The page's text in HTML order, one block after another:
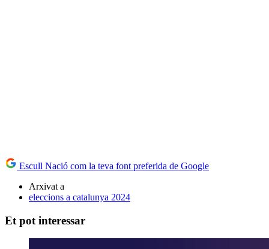
Escull Nació com la teva font preferida de Google
Arxivat a
eleccions a catalunya 2024
Et pot interessar